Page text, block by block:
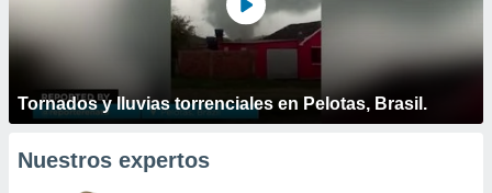
Tornados y lluvias torrenciales en Pelotas, Brasil.
Nuestros expertos